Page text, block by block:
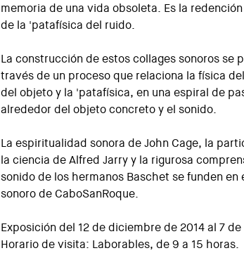
memoria de una vida obsoleta. Es la
de la 'patafísica del ruido.
La construcción de estos collages sonoros se
través de un proceso que relaciona la física
del objeto y la 'patafísica, en una espiral de
alrededor del objeto concreto y el sonido.
La espiritualidad sonora de John Cage, la
la ciencia de Alfred Jarry y la rigurosa
sonido de los hermanos Baschet se funden en
sonoro de CaboSanRoque.
Exposición del 12 de diciembre de 2014 al 7
Horario de visita: Laborables, de 9 a 15 horas.